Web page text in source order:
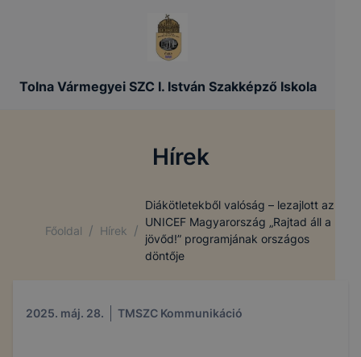
Tolna Vármegyei SZC I. István Szakképző Iskola
Hírek
Főoldal / Hírek /
Diákötletekből valóság – lezajlott az
UNICEF Magyarország „Rajtad áll a
jövőd!” programjának országos
döntője
2025. máj. 28. TMSZC Kommunikáció